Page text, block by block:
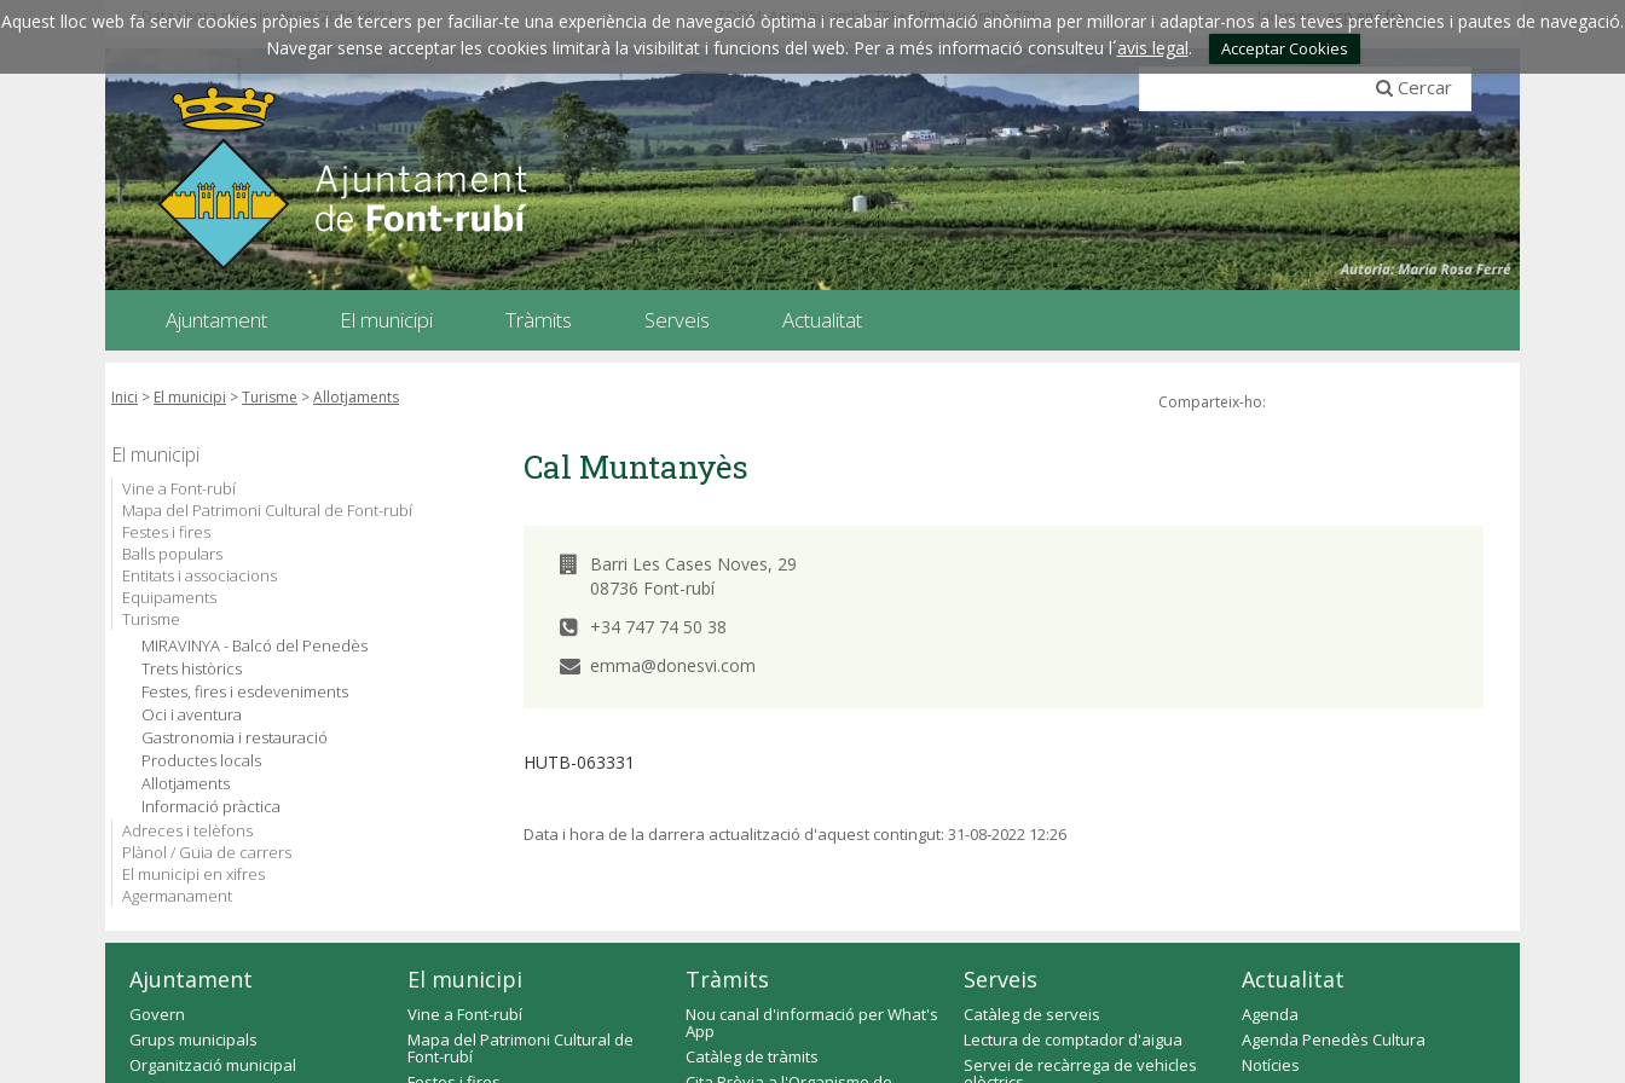
Aquest lloc web fa servir cookies pròpies i de tercers per faciliar-te una experiència de navegació òptima i recabar informació anònima per millorar i adaptar-nos a les teves preferències i pautes de navegació.
Navegar sense acceptar les cookies limitarà la visibilitat i funcions del web. Per a més informació consulteu l´avis legal. Acceptar Cookies
Data i hora oficials: 08/08/2026 08:11 ZOOM: Amplieu amb CTRL+ / Reduïu amb CTRL- Idiomes:esp engfra
Cercar
Ajuntament El municipi Tràmits Serveis Actualitat
Inici > El municipi >Turisme >Allotjaments Comparteix-ho:
El municipi
Vine a Font-rubí
Mapa del Patrimoni Cultural de Font-rubí
Festes i fires
Balls populars
Entitats i associacions
Equipaments
Turisme
MIRAVINYA - Balcó del Penedès
Trets històrics
Festes, fires i esdeveniments
Oci i aventura
Gastronomia i restauració
Productes locals
Allotjaments
Informació pràctica
Adreces i telèfons
Plànol / Guia de carrers
El municipi en xifres
Agermanament
Cal Muntanyès
Barri Les Cases Noves, 29
08736 Font-rubí
+34 747 74 50 38
emma@donesvi.com
HUTB-063331
Data i hora de la darrera actualització d'aquest contingut:31-08-2022 12:26
Ajuntament
Govern
Grups municipals
Organització municipal
El municipi
Vine a Font-rubí
Mapa del Patrimoni Cultural de
Font-rubí
Tràmits
Nou canal d'informació per What's
App
Catàleg de tràmits
Serveis
Catàleg de serveis
Lectura de comptador d'aigua
Servei de recàrrega de vehicles
Actualitat
Agenda
Agenda Penedès Cultura
Notícies